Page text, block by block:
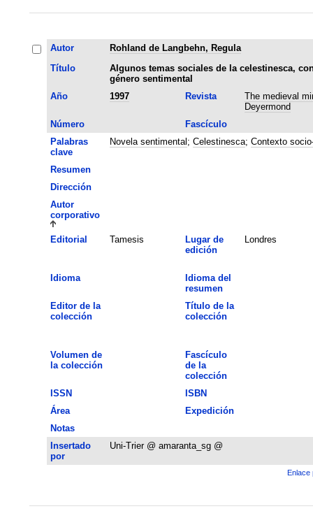
Autor
Rohland de Langbehn, Regula
Título
Algunos temas sociales de la celestinesca,
género sentimental
Año
1997 Revista
The medieval
Deyermond
Número
Fascículo
Palabras
clave
Novela sentimental ; Celestinesca; Contexto
Resumen
Dirección
Autor
corporativo
Editorial Tamesis
Lugar de
edición
Londres
Idioma
Idioma del
resumen
Editor de la
colección
Título de la
colección
Volumen de
la colección
Fascículo
de la
colección
ISSN
ISBN
Área
Expedición
Notas
Insertado
por
Uni-Trier @ amaranta_sg @
Enlace